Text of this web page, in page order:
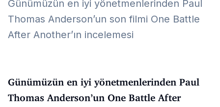
Günümüzün en iyi yönetmenlerinden Paul
Thomas Anderson’un son filmi One Battle
After Another’ın incelemesi
Günümüzün en iyi yönetmenlerinden Paul
Thomas Anderson’un One Battle After